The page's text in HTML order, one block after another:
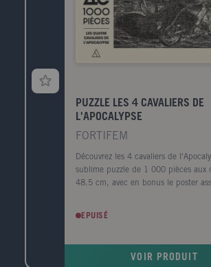
PUZZLE LES 4 CAVALIERS DE
L'APOCALYPSE
FORTIFEM
Découvrez les 4 cavaliers de
sublime puzzle de 1 000 pièces aux
48.5 cm, avec en bonus le poster
Daubertes, deux amis graphistes de
sous ce nom ont décidé de
les gravures anciennes et le tatouage
EPUISÉ
VOIR PRODUIT